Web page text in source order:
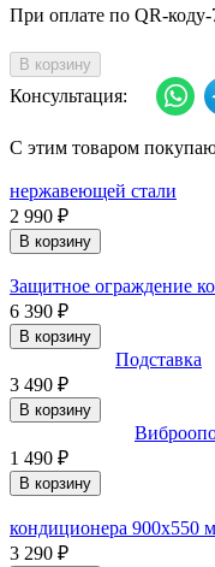
При оплате по QR-коду-
В корзину
Консультация:
С этим товаром
нержавеющей стали
2 990 ₽
В корзину
Защитное ограждение
6 390 ₽
В корзину
Подставка
3 490 ₽
В корзину
1 490 ₽
В корзину
кондиционера 900x550
3 290 ₽